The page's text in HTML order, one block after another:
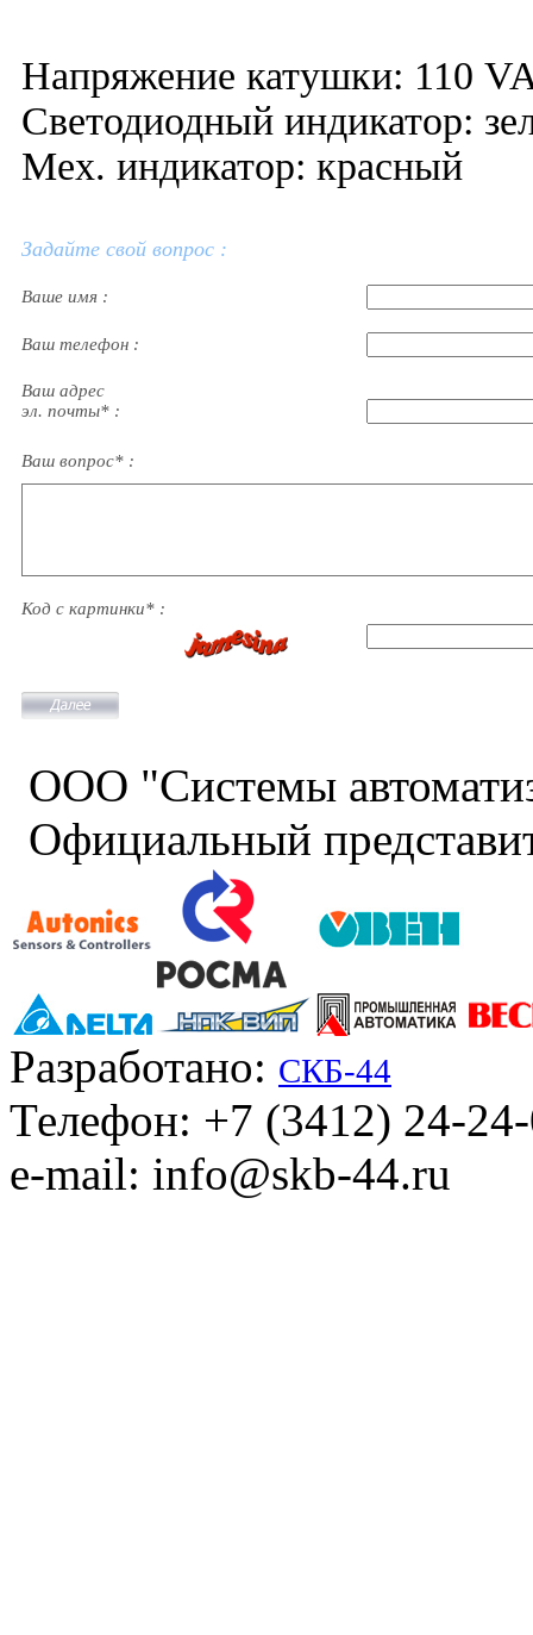
Напряжение катушки: 110
Светодиодный индикатор:
Мех. индикатор: красный
Задайте свой вопрос :
Ваше имя :
Ваш телефон :
Ваш адрес
эл. почты* :
Ваш вопрос* :
Код с картинки* :
ООО "Системы
Официальный
Разработано: СКБ-44
Телефон: +7 (3412) 24-
e-mail: info@skb-44.ru